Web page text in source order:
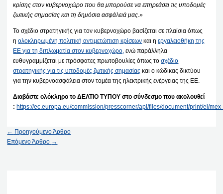
κρίσης στον κυβερνοχώρο που θα μπορούσε να επηρεάσει τις υποδομές
ζωτικής σημασίας και τη δημόσια ασφάλειά μας.»
Το σχέδιο στρατηγικής για τον κυβερνοχώρο βασίζεται σε πλαίσια όπως
ηολοκληρωμένη πολιτική αντιμετώπιση κρίσεων και ηεργαλειοθήκη της
ΕΕγια τη διπλωματία στον κυβερνοχώρο, ενώ παράλληλα
ευθυγραμμίζεται με πρόσφατες πρωτοβουλίες όπως τοσχέδιο
στρατηγικής για τις υποδομές ζωτικής σημασίας και ο κώδικας δικτύου
για την κυβερνοασφάλεια στον τομέα της ηλεκτρικής ενέργειας της ΕΕ.
Διαβάστε ολόκληρο το ΔΕΛΤΙΟ ΤΥΠΟΥ στο σύνδεσμο που ακολουθεί
: https://ec.europa.eu/commission/presscorner/api/files/document/print/el/
← Προηγούμενο Άρθρο
Επόμενο Άρθρο →